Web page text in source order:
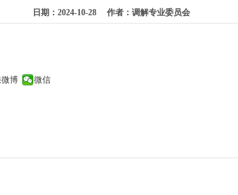
日期：2024-10-28 作者：调解专业委员会
博 微信